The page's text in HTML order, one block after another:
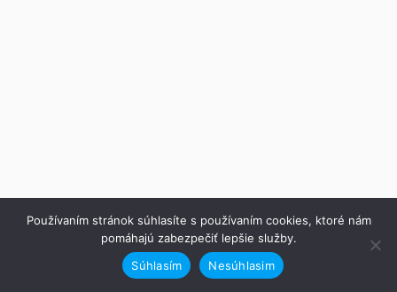
Používaním stránok súhlasíte s používaním cookies, ktoré nám
pomáhajú zabezpečiť lepšie služby.
Súhlasím
Nesúhlasim